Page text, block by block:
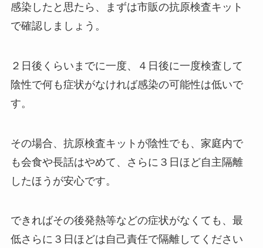
感染したと思たら、まずは市販の抗原検査キット
で確認しましょう。
２日後くらいまでに一度、４日後に一度検査して
陰性で何も症状がなければ感染の可能性は低いで
す。
その場合、抗原検査キットが陰性でも、家庭内で
も会食や長話はやめて、さらに３日ほど自主隔離
したほうが安心です。
できればその後発熱等などの症状がなくても、最
低さらに３日ほどは自己責任で隔離してください